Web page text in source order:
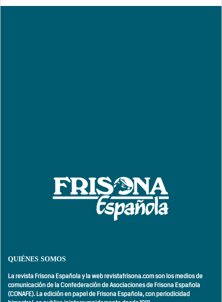
QUIÉNES SOMOS
La revista Frisona Española y la web revistafrisona.com son los medios de
comunicación de la Confederación de Asociaciones de Frisona Española
(CONAFE). La edición en papel de Frisona Española, conperiodicidad